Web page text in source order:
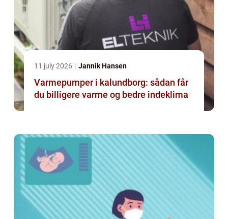
11 july 2026 Jannik Hansen
Varmepumper i kalundborg: sådan får
du billigere varme og bedre indeklima